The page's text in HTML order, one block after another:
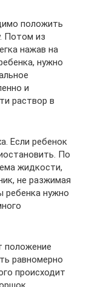
положить
Потом из
нажав на
нужно
и
раствор в
Если ребенок
По
жидкости,
не разжимая
ребенка нужно
положение
равномерно
происходит